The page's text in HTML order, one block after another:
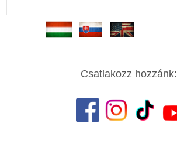
Csatlakozz hozzánk: